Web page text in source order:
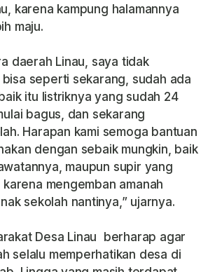
karena kampung halamannya
maju.
daerah Linau, saya tidak
bisa seperti sekarang, sudah ada
itu listriknya yang sudah 24
bagus, dan sekarang
Harapan kami semoga bantuan
dengan sebaik mungkin, baik
maupun supir yang
mengemban amanah
sekolah nantinya,” ujarnya.
Desa Linau berharap agar
selalu memperhatikan desa di